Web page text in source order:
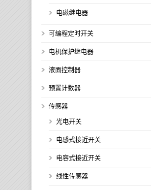
电磁继电器
可编程定时开关
电机保护继电器
液面控制器
预置计数器
传感器
光电开关
电感式接近开关
电容式接近开关
线性传感器